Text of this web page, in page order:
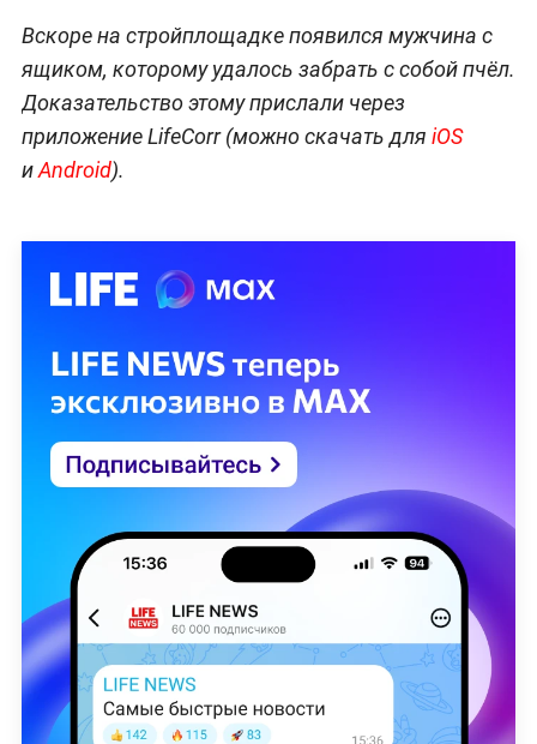
Вскоре на стройплощадке появился мужчина с
ящиком, которому удалось забрать с собой пчёл.
Доказательство этому прислали через
приложение LifeCorr (можно скачать для iOS
иAndroid).